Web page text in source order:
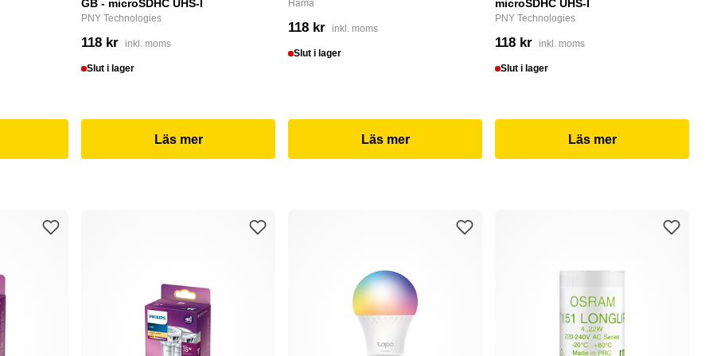
GB - microSDHC UHS-I
PNY Technologies
118 kr inkl. moms
Slut i lager
Läs mer
Hama
118 kr inkl. moms
Slut i lager
Läs mer
microSDHC UHS-I
PNY Technologies
118 kr inkl. moms
Slut i lager
Läs mer